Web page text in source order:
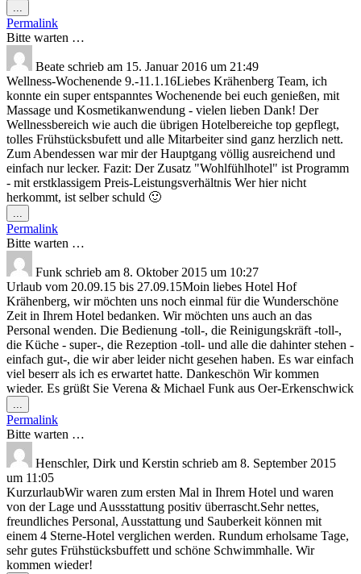
...
Metabox
ein-/ausblenden.
Permalink
Bitte warten …
Beate schrieb am 15. Januar 2016 um 21:49
Wellness-Wochenende 9.-11.1.16Liebes Krähenberg Team, ich
konnte ein super entspanntes Wochenende bei euch genießen, mit
Massage und Kosmetikanwendung - vielen lieben Dank! Der
Wellnessbereich wie auch die übrigen Hotelbereiche top gepflegt,
tolles Frühstücksbufett und alle Mitarbeiter sind ganz herzlich nett.
Zum Abendessen war mir der Hauptgang völlig ausreichend und
einfach nur lecker. Fazit: Der Zusatz "Wohlfühlhotel" ist Programm
- mit erstklassigem Preis-Leistungsverhältnis Wer hier nicht
herkommt, ist selber schuld 🙂
...
Metabox
ein-/ausblenden.
Permalink
Bitte warten …
Funk schrieb am 8. Oktober 2015 um 10:27
Urlaub vom 20.09.15 bis 27.09.15Moin liebes Hotel Hof
Krähenberg, wir möchten uns noch einmal für die Wunderschöne
Zeit in Ihrem Hotel bedanken. Wir möchten uns auch an das
Personal wenden. Die Bedienung -toll-, die Reinigungskräft -toll-,
die Küche - super-, die Rezeption -toll- und alle die dahinter stehen -
einfach gut-, die wir aber leider nicht gesehen haben. Es war einfach
viel beserr als ich es erwartet hatte. Dankeschön Wir kommen
wieder. Es grüßt Sie Verena & Michael Funk aus Oer-Erkenschwick
...
Metabox
ein-/ausblenden.
Permalink
Bitte warten …
Henschler, Dirk und Kerstin schrieb am 8. September 2015
um 11:05
KurzurlaubWir waren zum ersten Mal in Ihrem Hotel und waren
von der Lage und Aussstattung positiv überrascht.Sehr nettes,
freundliches Personal, Ausstattung und Sauberkeit können mit
einem 4 Sterne-Hotel verglichen werden. Rundum erholsame Tage,
sehr gutes Frühstücksbuffett und schöne Schwimmhalle. Wir
kommen wieder!